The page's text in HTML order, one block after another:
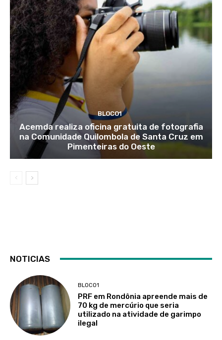
BLOCO1
Acemda realiza oficina gratuita de fotografia
na Comunidade Quilombola de Santa Cruz em
Pimenteiras do Oeste
NOTICIAS
BLOCO1
PRF em Rondônia apreende mais de
70 kg de mercúrio que seria
utilizado na atividade de garimpo
ilegal